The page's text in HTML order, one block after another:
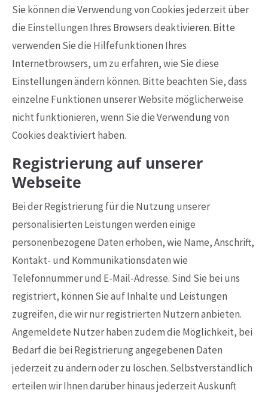
Sie können die Verwendung von Cookies jederzeit über
die Einstellungen Ihres Browsers deaktivieren. Bitte
verwenden Sie die Hilfefunktionen Ihres
Internetbrowsers, um zu erfahren, wie Sie diese
Einstellungen ändern können. Bitte beachten Sie, dass
einzelne Funktionen unserer Website möglicherweise
nicht funktionieren, wenn Sie die Verwendung von
Cookies deaktiviert haben.
Registrierung auf unserer
Webseite
Bei der Registrierung für die Nutzung unserer
personalisierten Leistungen werden einige
personenbezogene Daten erhoben, wie Name, Anschrift,
Kontakt- und Kommunikationsdaten wie
Telefonnummer und E-Mail-Adresse. Sind Sie bei uns
registriert, können Sie auf Inhalte und Leistungen
zugreifen, die wir nur registrierten Nutzern anbieten.
Angemeldete Nutzer haben zudem die Möglichkeit, bei
Bedarf die bei Registrierung angegebenen Daten
jederzeit zu ändern oder zu löschen. Selbstverständlich
erteilen wir Ihnen darüber hinaus jederzeit Auskunft